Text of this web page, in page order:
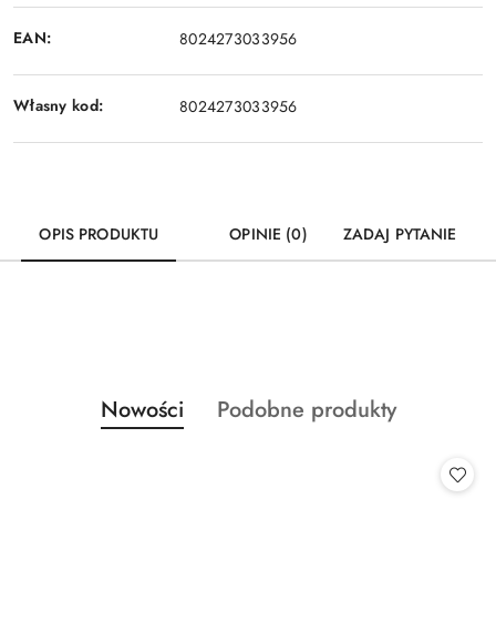
EAN: 8024273033956
Własny kod: 8024273033956
OPIS PRODUKTU OPINIE (0) ZADAJ PYTANIE
Pomiń karuzelę produktów
Produkty
o
Nowości
Produkty
Podobne produkty